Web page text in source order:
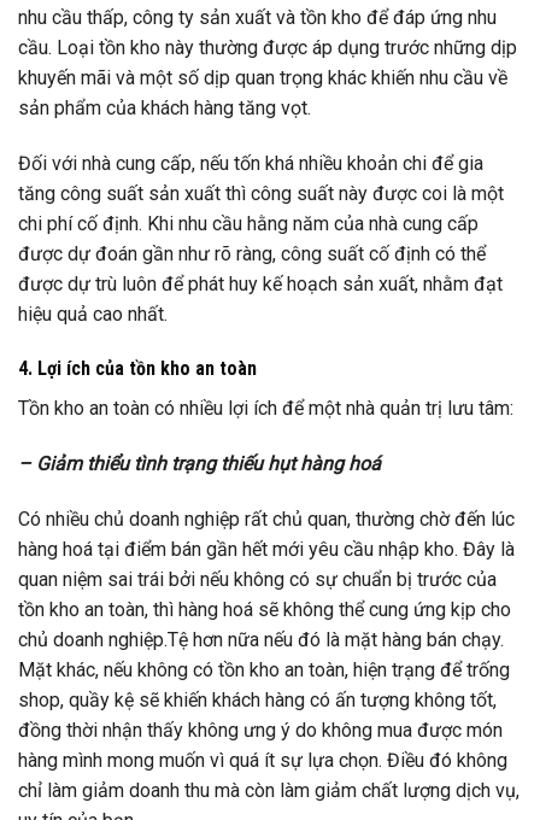
nhu cầu thấp, công ty sản xuất và tồn kho để đáp ứng nhu
cầu. Loại tồn kho này thường được áp dụng trước những dịp
khuyến mãi và một số dịp quan trọng khác khiến nhu cầu về
sản phẩm của khách hàng tăng vọt.
Đối với nhà cung cấp, nếu tốn khá nhiều khoản chi để gia
tăng công suất sản xuất thì công suất này được coi là một
chi phí cố định. Khi nhu cầu hằng năm của nhà cung cấp
được dự đoán gần như rõ ràng, công suất cố định có thể
được dự trù luôn để phát huy kế hoạch sản xuất, nhằm đạt
hiệu quả cao nhất.
4. Lợi ích của tồn kho an toàn
Tồn kho an toàn có nhiều lợi ích để một nhà quản trị lưu tâm:
– Giảm thiểu tình trạng thiếu hụt hàng hoá
Có nhiều chủ doanh nghiệp rất chủ quan, thường chờ đến lúc
hàng hoá tại điểm bán gần hết mới yêu cầu nhập kho. Đây là
quan niệm sai trái bởi nếu không có sự chuẩn bị trước của
tồn kho an toàn, thì hàng hoá sẽ không thể cung ứng kịp cho
chủ doanh nghiệp.Tệ hơn nữa nếu đó là mặt hàng bán chạy.
Mặt khác, nếu không có tồn kho an toàn, hiện trạng để trống
shop, quầy kệ sẽ khiến khách hàng có ấn tượng không tốt,
đồng thời nhận thấy không ưng ý do không mua được món
hàng mình mong muốn vì quá ít sự lựa chọn. Điều đó không
chỉ làm giảm doanh thu mà còn làm giảm chất lượng dịch vụ,